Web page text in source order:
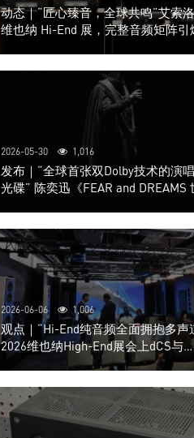
动态｜“匠心臻音，全球共鸣”艾索
维也纳 Hi-End 展，完整音频矩阵引
2026-05-30 1,016
发布｜“全球首张双Dolby技术的演
光碟” 陈奕迅《FEAR and DREAMS
2026-06-06 1,006
观点｜“Hi-End纯音频全面拥抱多声
2026维也纳High-End展会上dCS与
Trinnov Audio搭建多声道演示系统